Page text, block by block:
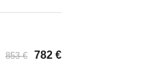
853 € 782 €